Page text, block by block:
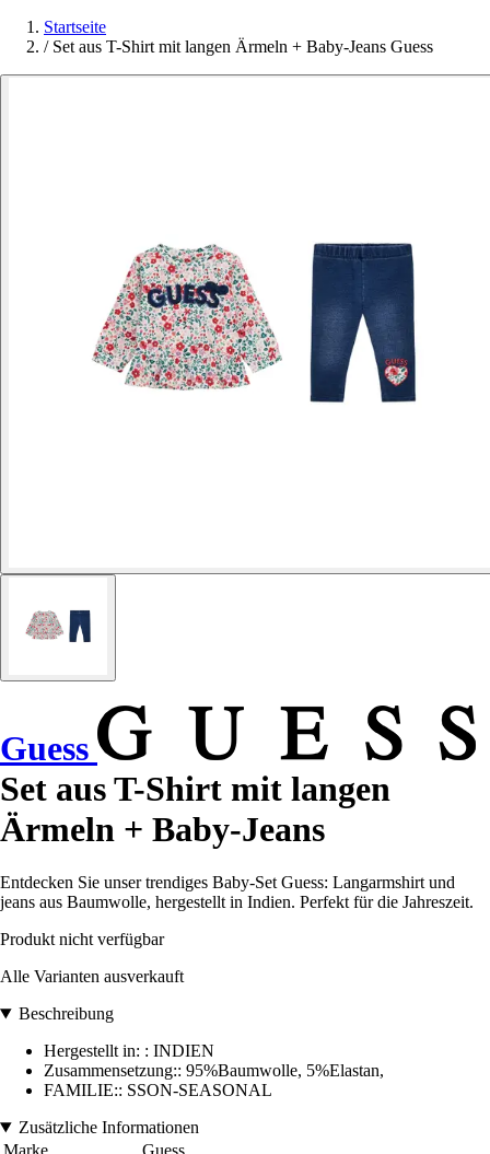
Startseite
/ Set aus T-Shirt mit langen Ärmeln + Baby-Jeans Guess
Guess
Set aus T-Shirt mit langen
Ärmeln + Baby-Jeans
Entdecken Sie unser trendiges Baby-Set Guess: Langarmshirt und
jeans aus Baumwolle, hergestellt in Indien. Perfekt für die Jahreszeit.
Produkt nicht verfügbar
Alle Varianten ausverkauft
Beschreibung
Hergestellt in: : INDIEN
Zusammensetzung:: 95%Baumwolle, 5%Elastan,
FAMILIE:: SSON-SEASONAL
Zusätzliche Informationen